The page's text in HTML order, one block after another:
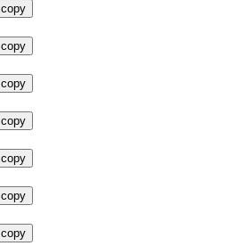
copy
copy
copy
copy
copy
copy
copy